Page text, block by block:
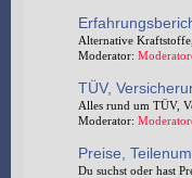
Alternative
Moderator:
TÜV,
Alles rund um TÜV,
Moderator:
Preise,
Du suchst oder hast